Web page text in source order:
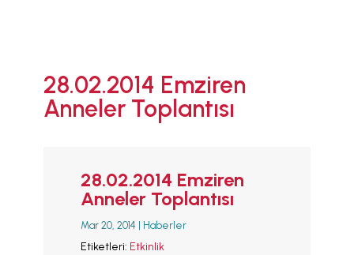
ANA SAYFA
EMZİRME
SORUNLARI
AŞMAK
EMZİRME
DÖNEMLERİ
28.02.2014 Emziren
Anneler Toplantısı
28.02.2014 Emziren
Anneler Toplantısı
Mar 20, 2014 | Haberler
Etiketleri: Etkinlik